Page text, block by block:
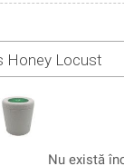
Honey Locust
Nu există